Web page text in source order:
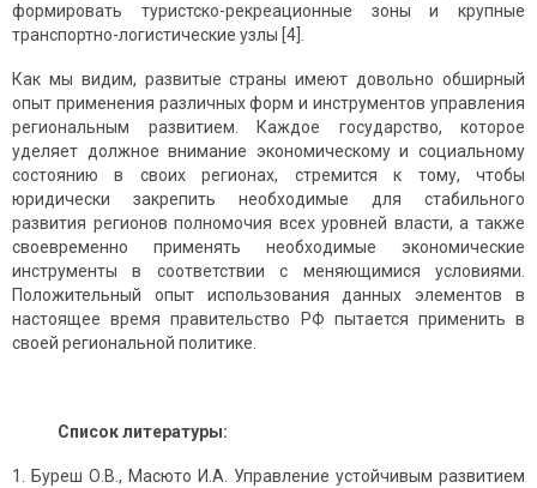
формировать туристско-рекреационные зоны и крупные
транспортно-логистические узлы [4].
Как мы видим, развитые страны имеют довольно обширный
опыт применения различных форм и инструментов управления
региональным развитием. Каждое государство, которое
уделяет должное внимание экономическому и социальному
состоянию в своих регионах, стремится к тому, чтобы
юридически закрепить необходимые для стабильного
развития регионов полномочия всех уровней власти, а также
своевременно применять необходимые экономические
инструменты в соответствии с меняющимися условиями.
Положительный опыт использования данных элементов в
настоящее время правительство РФ пытается применить в
своей региональной политике.
Список литературы:
Буреш О.В., Масюто И.А. Управление устойчивым развитием